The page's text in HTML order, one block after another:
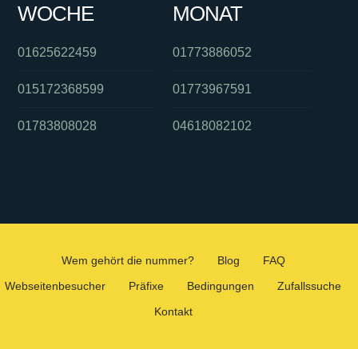
WOCHE
01625622459
015172368599
01783808028
MONAT
01773886052
01773967591
04618082102
Wem gehört die nummer? Blog
FAQ
Webseitenbesucher
Präfixe Bedingungen
Zufallssuche
Kontakt